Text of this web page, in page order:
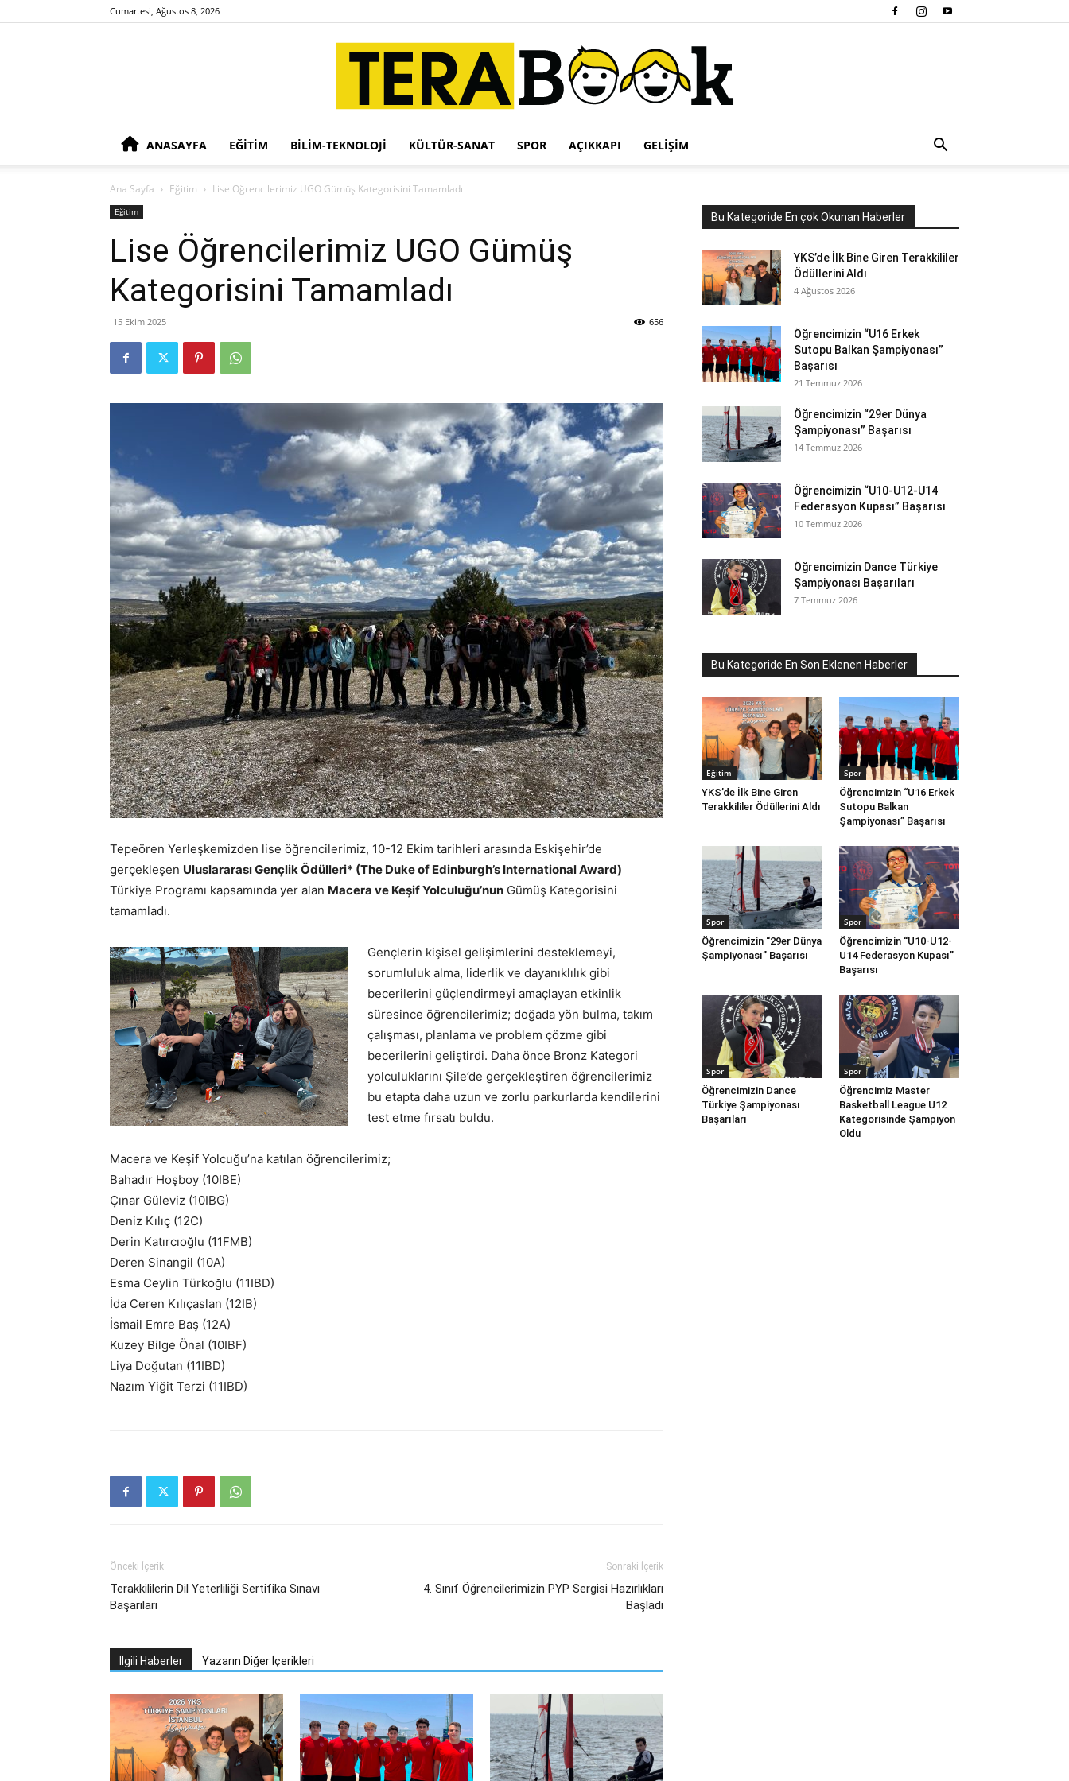
Cumartesi, Ağustos 8, 2026
ANASAYFA EĞITIM BILIM-TEKNOLOJI KÜLTÜR-SANAT SPOR AÇIKKAPI GELIŞIM
Ana Sayfa Eğitim Lise Öğrencilerimiz UGO Gümüş Kategorisini Tamamladı
Eğitim
Lise Öğrencilerimiz UGO Gümüş
Kategorisini Tamamladı
15 Ekim 2025 656
Tepeören Yerleşkemizden lise öğrencilerimiz, 10-12 Ekim tarihleri arasında Eskişehir’de
gerçekleşen Uluslararası Gençlik Ödülleri* (The Duke of Edinburgh’s International Award)
Türkiye Programı kapsamında yer alan Macera ve Keşif Yolculuğu’nun Gümüş Kategorisini
tamamladı.
Gençlerin kişisel gelişimlerini desteklemeyi,
sorumluluk alma, liderlik ve dayanıklılık gibi
becerilerini güçlendirmeyi amaçlayan etkinlik
süresince öğrencilerimiz; doğada yön bulma, takım
çalışması, planlama ve problem çözme gibi
becerilerini geliştirdi. Daha önce Bronz Kategori
yolculuklarını Şile’de gerçekleştiren öğrencilerimiz
bu etapta daha uzun ve zorlu parkurlarda kendilerini
test etme fırsatı buldu.
Macera ve Keşif Yolcuğu’na katılan öğrencilerimiz;
Bahadır Hoşboy (10IBE)
Çınar Güleviz (10IBG)
Deniz Kılıç (12C)
Derin Katırcıoğlu (11FMB)
Deren Sinangil (10A)
Esma Ceylin Türkoğlu (11IBD)
İda Ceren Kılıçaslan (12IB)
İsmail Emre Baş (12A)
Kuzey Bilge Önal (10IBF)
Liya Doğutan (11IBD)
Nazım Yiğit Terzi (11IBD)
Önceki İçerik
Terakkililerin Dil Yeterliliği Sertifika Sınavı
Başarıları
Sonraki İçerik
4. Sınıf Öğrencilerimizin PYP Sergisi Hazırlıkları
Başladı
İlgili Haberler Yazarın Diğer İçerikleri
Bu Kategoride En çok Okunan Haberler
YKS’de İlk Bine Giren Terakkililer
Ödüllerini Aldı
4 Ağustos 2026
Öğrencimizin “U16 Erkek
Sutopu Balkan Şampiyonası”
Başarısı
21 Temmuz 2026
Öğrencimizin “29er Dünya
Şampiyonası” Başarısı
14 Temmuz 2026
Öğrencimizin “U10-U12-U14
Federasyon Kupası” Başarısı
10 Temmuz 2026
Öğrencimizin Dance Türkiye
Şampiyonası Başarıları
7 Temmuz 2026
Bu Kategoride En Son Eklenen Haberler
Eğitim
YKS’de İlk Bine Giren
Terakkililer Ödüllerini Aldı
Spor
Öğrencimizin “U16 Erkek
Sutopu Balkan
Şampiyonası” Başarısı
Spor
Öğrencimizin “29er Dünya
Şampiyonası” Başarısı
Spor
Öğrencimizin “U10-U12-
U14 Federasyon Kupası”
Başarısı
Spor
Öğrencimizin Dance
Türkiye Şampiyonası
Başarıları
Spor
Öğrencimiz Master
Basketball League U12
Kategorisinde Şampiyon
Oldu